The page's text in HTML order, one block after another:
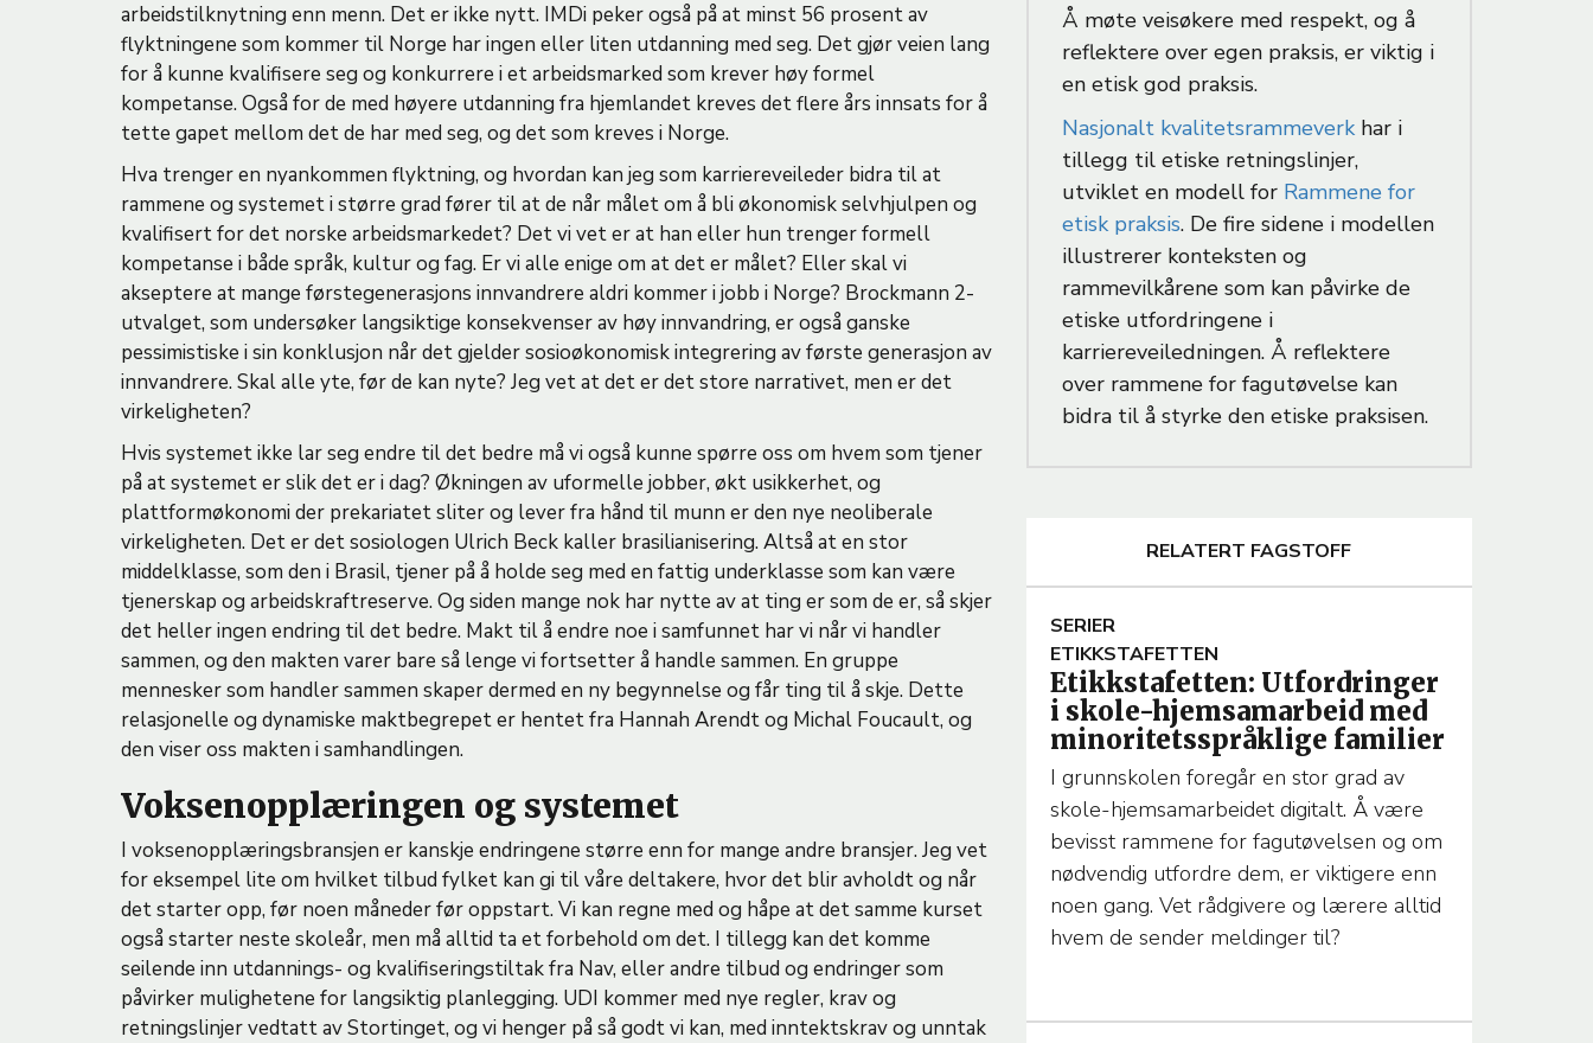
arbeidstilknytning enn menn. Det er ikke nytt. IMDi peker også på at minst 56 prosent av
flyktningene som kommer til Norge har ingen eller liten utdanning med seg. Det gjør veien lang
for å kunne kvalifisere seg og konkurrere i et arbeidsmarked som krever høy formel
kompetanse. Også for de med høyere utdanning fra hjemlandet kreves det flere års innsats for å
tette gapet mellom det de har med seg, og det som kreves i Norge.
Hva trenger en nyankommen flyktning, og hvordan kan jeg som karriereveileder bidra til at
rammene og systemet i større grad fører til at de når målet om å bli økonomisk selvhjulpen og
kvalifisert for det norske arbeidsmarkedet? Det vi vet er at han eller hun trenger formell
kompetanse i både språk, kultur og fag. Er vi alle enige om at det er målet? Eller skal vi
akseptere at mange førstegenerasjons innvandrere aldri kommer i jobb i Norge? Brockmann 2-
utvalget, som undersøker langsiktige konsekvenser av høy innvandring, er også ganske
pessimistiske i sin konklusjon når det gjelder sosioøkonomisk integrering av første generasjon av
innvandrere. Skal alle yte, før de kan nyte? Jeg vet at det er det store narrativet, men er det
virkeligheten?
Hvis systemet ikke lar seg endre til det bedre må vi også kunne spørre oss om hvem som tjener
på at systemet er slik det er i dag? Økningen av uformelle jobber, økt usikkerhet, og
plattformøkonomi der prekariatet sliter og lever fra hånd til munn er den nye neoliberale
virkeligheten. Det er det sosiologen Ulrich Beck kaller brasilianisering. Altså at en stor
middelklasse, som den i Brasil, tjener på å holde seg med en fattig underklasse som kan være
tjenerskap og arbeidskraftreserve. Og siden mange nok har nytte av at ting er som de er, så skjer
det heller ingen endring til det bedre. Makt til å endre noe i samfunnet har vi når vi handler
sammen, og den makten varer bare så lenge vi fortsetter å handle sammen. En gruppe
mennesker som handler sammen skaper dermed en ny begynnelse og får ting til å skje. Dette
relasjonelle og dynamiske maktbegrepet er hentet fra Hannah Arendt og Michal Foucault, og
den viser oss makten i samhandlingen.
Voksenopplæringen og systemet
I voksenopplæringsbransjen er kanskje endringene større enn for mange andre bransjer. Jeg vet
for eksempel lite om hvilket tilbud fylket kan gi til våre deltakere, hvor det blir avholdt og når
det starter opp, før noen måneder før oppstart. Vi kan regne med og håpe at det samme kurset
også starter neste skoleår, men må alltid ta et forbehold om det. I tillegg kan det komme
seilende inn utdannings- og kvalifiseringstiltak fra Nav, eller andre tilbud og endringer som
påvirker mulighetene for langsiktig planlegging. UDI kommer med nye regler, krav og
retningslinjer vedtatt av Stortinget, og vi henger på så godt vi kan, med inntektskrav og unntak
Å møte veisøkere med respekt, og å
reflektere over egen praksis, er viktig i
en etisk god praksis.
Nasjonalt kvalitetsrammeverkhar i
tillegg til etiske retningslinjer,
utviklet en modell for Rammene for
etisk praksis. De fire sidene i modellen
illustrerer konteksten og
rammevilkårene som kan påvirke de
etiske utfordringene i
karriereveiledningen. Å reflektere
over rammene for fagutøvelse kan
bidra til å styrke den etiske praksisen.
RELATERT FAGSTOFF
A
R
T
I
C
L
T
E
M
A
SERIER
ETIKKSTAFETTEN
Etikkstafetten: Utfordringer
i skole-hjemsamarbeid med
minoritetsspråklige familier
I grunnskolen foregår en stor grad av
skole-hjemsamarbeidet digitalt. Å være
bevisst rammene for fagutøvelsen og om
nødvendig utfordre dem, er viktigere enn
noen gang. Vet rådgivere og lærere alltid
hvem de sender meldinger til?